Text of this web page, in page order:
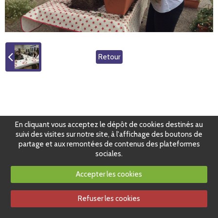
Retour
En cliquant vous acceptez le dépôt de cookies destinés au
suivi des visites sur notre site, à l'affichage des boutons de
partage et aux remontées de contenus des plateformes
sociales.
Accepter les cookies
Refuser les cookies